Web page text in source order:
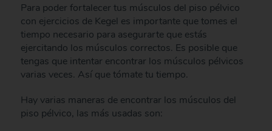
Para poder fortalecer tus músculos del piso pélvico
con ejercicios de Kegel es importante que tomes el
tiempo necesario para asegurarte que estás
ejercitando los músculos correctos. Es posible que
tengas que intentar encontrar los músculos pélvicos
varias veces. Así que tómate tu tiempo.
Hay varias maneras de encontrar los músculos del
piso pélvico, las más usadas son: